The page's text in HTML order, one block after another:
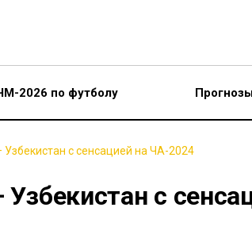
2026 по футболу
Узбекистан с сенсацией на ЧА-2024
с